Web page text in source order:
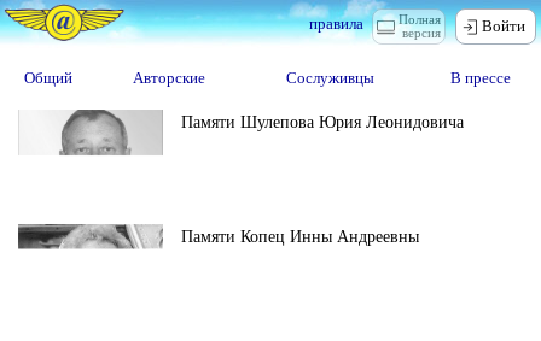
Полная
версия
правила Войти
Общий Авторские Сослуживцы В прессе
Памяти Шулепова Юрия Леонидовича
Памяти Копец Инны Андреевны